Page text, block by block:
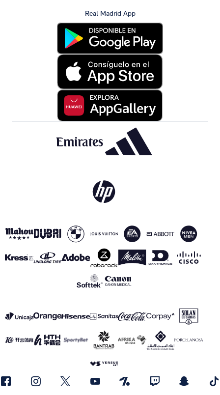
Real Madrid App